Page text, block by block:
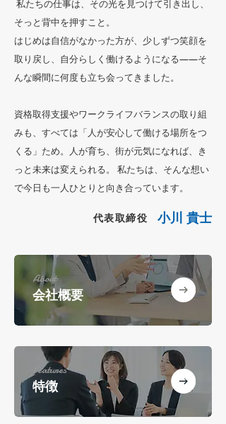
私たちの仕事は、その光を見つけて引き出し、
そっと背中を押すこと。
はじめは自信がなかった方が、少しずつ笑顔を
取り戻し、自分らしく働けるようになる——そ
んな瞬間に何度も立ち会ってきました。
資格取得支援やワークライフバランスの取り組
みも、すべては「人が安心して働ける場所をつ
くる」ため。人が育ち、街が元気になれば、き
っと未来は変えられる。 私たちは、そんな想い
で今日も一人ひとりと向き合っています。
代表取締役 小川 貴士
会社概要
About
特徴
Features